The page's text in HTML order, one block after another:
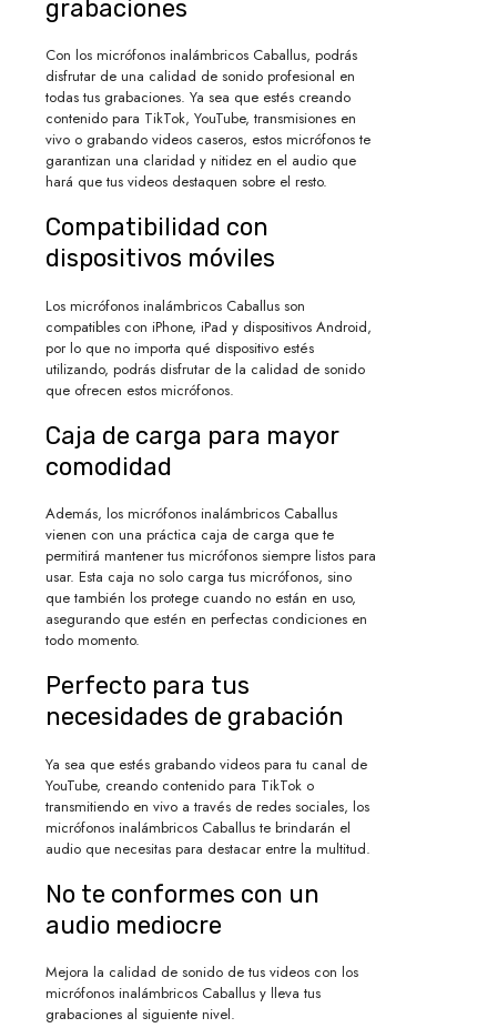
grabaciones
Con los micrófonos inalámbricos Caballus, podrás
disfrutar de una calidad de sonido profesional en
todas tus grabaciones. Ya sea que estés creando
contenido para TikTok, YouTube, transmisiones en
vivo o grabando videos caseros, estos micrófonos te
garantizan una claridad y nitidez en el audio que
hará que tus videos destaquen sobre el resto.
Compatibilidad con
dispositivos móviles
Los micrófonos inalámbricos Caballus son
compatibles con iPhone, iPad y dispositivos Android,
por lo que no importa qué dispositivo estés
utilizando, podrás disfrutar de la calidad de sonido
que ofrecen estos micrófonos.
Caja de carga para mayor
comodidad
Además, los micrófonos inalámbricos Caballus
vienen con una práctica caja de carga que te
permitirá mantener tus micrófonos siempre listos para
usar. Esta caja no solo carga tus micrófonos, sino
que también los protege cuando no están en uso,
asegurando que estén en perfectas condiciones en
todo momento.
Perfecto para tus
necesidades de grabación
Ya sea que estés grabando videos para tu canal de
YouTube, creando contenido para TikTok o
transmitiendo en vivo a través de redes sociales, los
micrófonos inalámbricos Caballus te brindarán el
audio que necesitas para destacar entre la multitud.
No te conformes con un
audio mediocre
Mejora la calidad de sonido de tus videos con los
micrófonos inalámbricos Caballus y lleva tus
grabaciones al siguiente nivel.